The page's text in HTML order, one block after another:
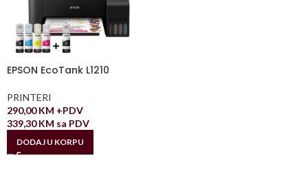
EPSON EcoTank L1210
PRINTERI
290,00KM +PDV
339,30KM sa PDV
DODAJ U KORPU